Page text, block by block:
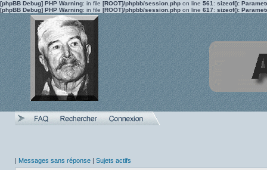
[phpBB Debug] PHP Warning: in file [ROOT]/phpbb/session.php on line 561 : sizeof():
[phpBB Debug] PHP Warning: in file [ROOT]/phpbb/session.php on line 617: sizeof():
| Messages sans réponse | Sujets actifs